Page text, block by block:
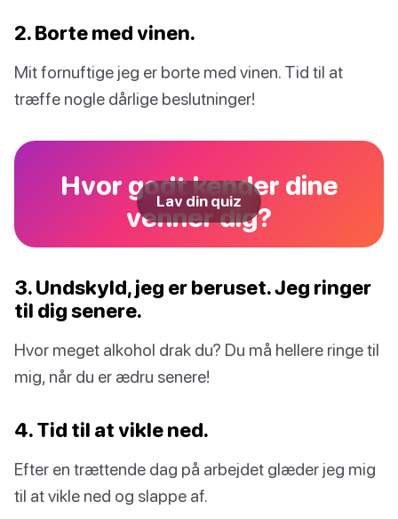
2. Borte med vinen.
Mit fornuftige jeg er borte med vinen. Tid til at
træffe nogle dårlige beslutninger!
Hvor godt kender dine
venner dig?
Lav din quiz
3. Undskyld, jeg er beruset. Jeg ringer
til dig senere.
Hvor meget alkohol drak du? Du må hellere ringe til
mig, når du er ædru senere!
4. Tid til at vikle ned.
Efter en trættende dag på arbejdet glæder jeg mig
til at vikle ned og slappe af.